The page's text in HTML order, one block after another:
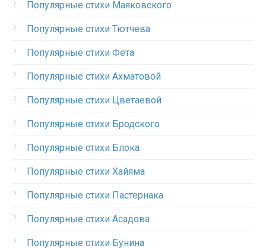
Популярные стихи Маяковского
Популярные стихи Тютчева
Популярные стихи Фета
Популярные стихи Ахматовой
Популярные стихи Цветаевой
Популярные стихи Бродского
Популярные стихи Блока
Популярные стихи Хайяма
Популярные стихи Пастернака
Популярные стихи Асадова
Популярные стихи Бунина